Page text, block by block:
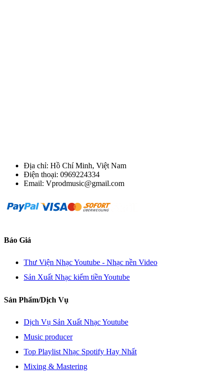
Địa chỉ: Hồ Chí Minh, Việt Nam
Điện thoại: 0969224334
Email: Vprodmusic@gmail.com
Báo Giá
Thư Viện Nhạc Youtube - Nhạc nền Video
Sản Xuất Nhạc kiếm tiền Youtube
Sản Phẩm/Dịch Vụ
Dịch Vụ Sản Xuất Nhạc Youtube
Music producer
Top Playlist Nhạc Spotify Hay Nhất
Mixing & Mastering